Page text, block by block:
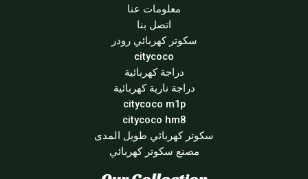
معلومات عنا
اتصل بنا
سكوتر كهربائي رودر
citycoco
دراجة كهربائية
دراجة نارية كهربائية
citycoco m1p
citycoco hm8
سكوتر كهربائي طويل المدى
مصنع سكوتر كهربائي